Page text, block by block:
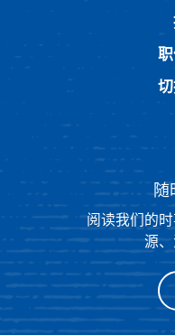
随
阅读我们的
源